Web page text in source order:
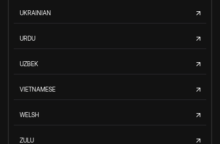
UKRAINIAN
URDU
UZBEK
VIETNAMESE
WELSH
ZULU